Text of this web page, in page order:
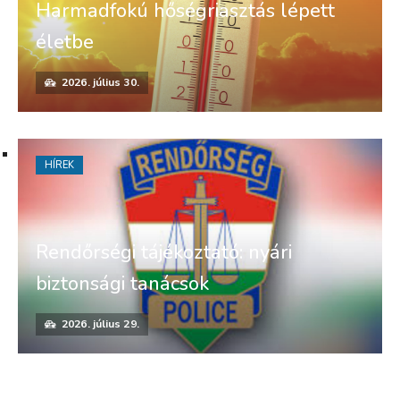
Harmadfokú hőségriasztás lépett
életbe
2026. július 30.
Rendőrségi tájékoztató: nyári
biztonsági tanácsok
2026. július 29.
HÍREK